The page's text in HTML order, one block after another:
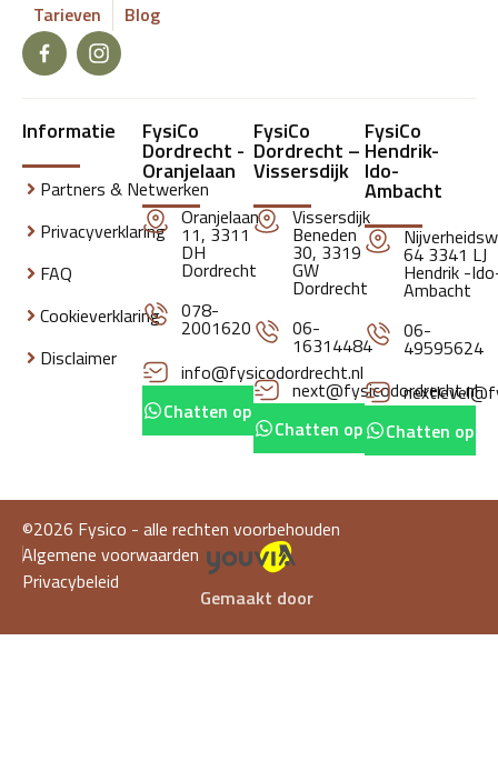
Tarieven
Blog
Informatie
Partners & Netwerken
Privacyverklaring
FAQ
Cookieverklaring
Disclaimer
FysiCo
Dordrecht -
Oranjelaan
Oranjelaan
11, 3311
DH
Dordrecht
078-
2001620
info@fysicodordrecht.nl
Chatten op whatsapp
FysiCo
Dordrecht –
Vissersdijk
Vissersdijk
Beneden
30, 3319
GW
Dordrecht
06-
16314484
next@fysicodordrecht.nl
Chatten op whatsapp
FysiCo
Hendrik-
Ido-
Ambacht
64 3341 LJ
Hendrik -
Ambacht
06-
49595624
Chatten op
©2026 Fysico - alle rechten voorbehouden
Algemene voorwaarden
Privacybeleid
Gemaakt door